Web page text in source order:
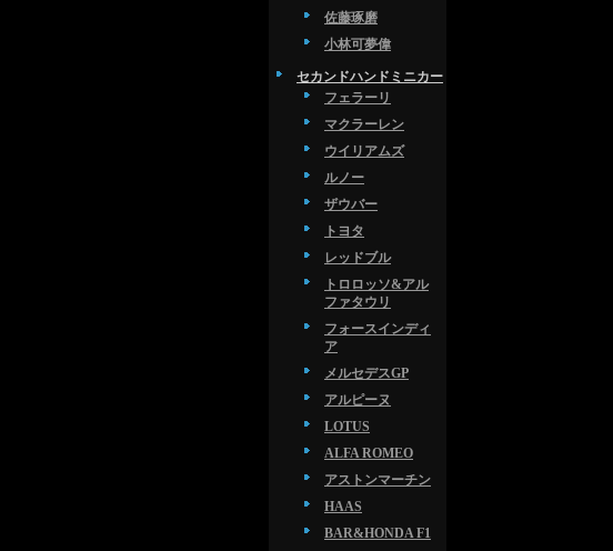
佐藤琢磨
小林可夢偉
セカンドハンドミニカー
フェラーリ
マクラーレン
ウイリアムズ
ルノー
ザウバー
トヨタ
レッドブル
トロロッソ&アル
ファタウリ
フォースインディ
ア
メルセデスGP
アルピーヌ
LOTUS
ALFA ROMEO
アストンマーチン
HAAS
BAR&HONDA F1